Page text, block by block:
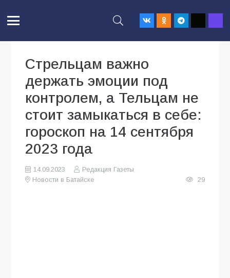
Стрельцам важно
держать эмоции под
контролем, а Тельцам не
стоит замыкаться в себе:
гороскоп на 14 сентября
2023 года
14.09.2023
Редакция Газеты
Новости в Батайске
29